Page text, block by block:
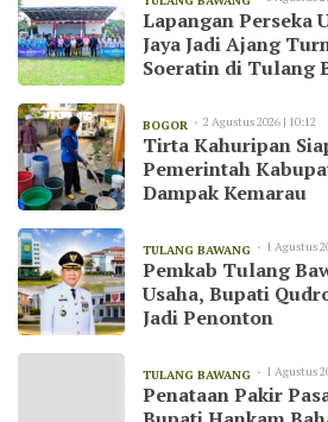
Lapangan Perseka
Jaya Jadi Ajang
Soeratin di Tulang
BOGOR 2 Agustus 2026 | 10:12
Tirta Kahuripan
Pemerintah
Dampak Kemarau
TULANG BAWANG 1 Agustus
Pemkab Tulang
Usaha, Bupati
Jadi Penonton
TULANG BAWANG 1 Agustus
Penataan Pakir